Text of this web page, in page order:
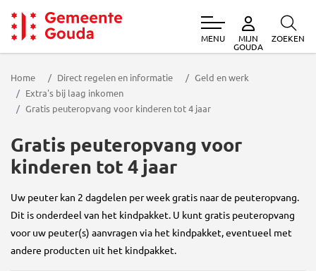
Gemeente Gouda
MENU MIJN
GOUDA
ZOEKEN
Home Direct regelen en informatie
Geld en werk
Extra's bij laag inkomen
Gratis peuteropvang voor kinderen tot 4 jaar
Gratis peuteropvang voor
kinderen tot 4 jaar
Uw peuter kan 2 dagdelen per week gratis naar de peuteropvang.
Dit is onderdeel van het kindpakket. U kunt gratis peuteropvang
voor uw peuter(s) aanvragen via het kindpakket, eventueel met
andere producten uit het kindpakket.